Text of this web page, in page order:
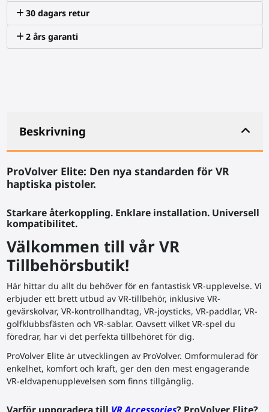
30 dagars retur
2 års garanti
Beskrivning
ProVolver Elite: Den nya standarden för VR
haptiska pistoler.
Starkare återkoppling. Enklare installation. Universell
kompatibilitet.
Välkommen till vår VR
Tillbehörsbutik!
Här hittar du allt du behöver för en fantastisk VR-upplevelse. Vi
erbjuder ett brett utbud av VR-tillbehör, inklusive VR-
gevärskolvar, VR-kontrollhandtag, VR-joysticks, VR-paddlar, VR-
golfklubbsfästen och VR-sablar. Oavsett vilket VR-spel du
föredrar, har vi det perfekta tillbehöret för dig.
ProVolver Elite är utvecklingen av ProVolver. Omformulerad för
enkelhet, komfort och kraft, ger den den mest engagerande
VR-eldvapenupplevelsen som finns tillgänglig.